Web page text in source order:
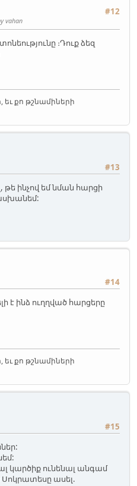
#12
vahan
։Դուք ձեզ
քո թշնամիների
#13
ինչով եմ նման հարցի
#14
է ինձ ուղղված հարցերը
քո թշնամիների
#15
կարծիք ունենալ անգամ
Սոկրատեսը ասել.